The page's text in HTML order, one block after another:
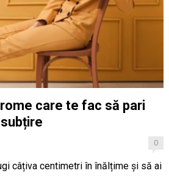
care te fac să pari
0
câțiva centimetri în înălțime și să ai